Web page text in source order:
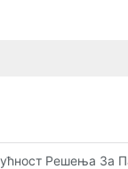
За
Решења За